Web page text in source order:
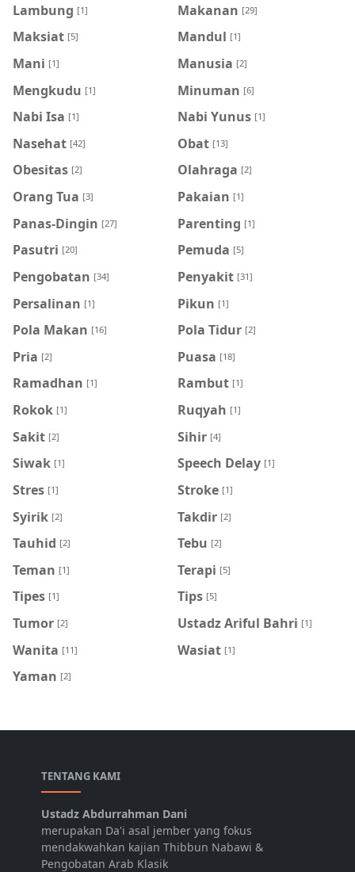
Lambung [1] Makanan [29]
Maksiat [5] Mandul [1]
Mani [1] Manusia [2]
Mengkudu [1] Minuman [6]
Nabi Isa [1] Nabi Yunus [1]
Nasehat [42] Obat [13]
Obesitas [2] Olahraga [2]
Orang Tua [3] Pakaian [1]
Panas-Dingin [27] Parenting [1]
Pasutri [20] Pemuda [5]
Pengobatan [34] Penyakit [31]
Persalinan [1] Pikun [1]
Pola Makan [16] Pola Tidur [2]
Pria [2] Puasa [18]
Ramadhan [1] Rambut [1]
Rokok [1] Ruqyah [1]
Sakit [2] Sihir [4]
Siwak [1] Speech Delay [1]
Stres [1] Stroke [1]
Syirik [2] Takdir [2]
Tauhid [2] Tebu [2]
Teman [1] Terapi [5]
Tipes [1] Tips [5]
Tumor [2] Ustadz Ariful Bahri [1]
Wanita [11] Wasiat [1]
Yaman [2]
TENTANG KAMI
Ustadz Abdurrahman Dani
merupakan Da'i asal jember yang fokus
mendakwahkan kajian Thibbun Nabawi &
Pengobatan Arab Klasik